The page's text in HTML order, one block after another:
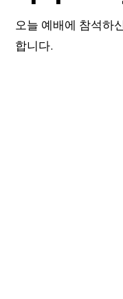
오늘 예배에 참석하
합니다.